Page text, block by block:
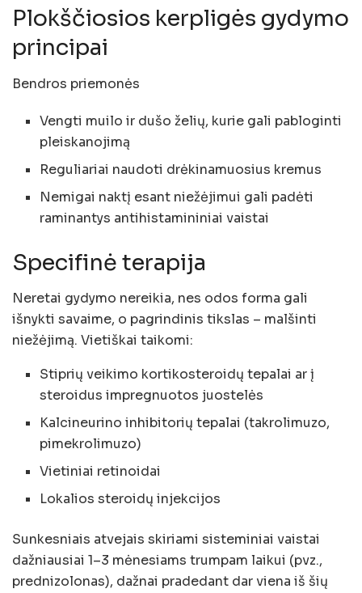
Plokščiosios kerpligės gydymo
principai
Bendros priemonės
Vengti muilo ir dušo želių, kurie gali pabloginti
pleiskanojimą
Reguliariai naudoti drėkinamuosius kremus
Nemigai naktį esant niežėjimui gali padėti
raminantys antihistamininiai vaistai
Specifinė terapija
Neretai gydymo nereikia, nes odos forma gali
išnykti savaime, o pagrindinis tikslas – malšinti
niežėjimą. Vietiškai taikomi:
Stiprių veikimo kortikosteroidų tepalai ar į
steroidus impregnuotos juostelės
Kalcineurino inhibitorių tepalai (takrolimuzo,
pimekrolimuzo)
Vietiniai retinoidai
Lokalios steroidų injekcijos
Sunkesniais atvejais skiriami sisteminiai vaistai
dažniausiai 1–3 mėnesiams trumpam laikui (pvz.,
prednizolonas), dažnai pradedant dar viena iš šių